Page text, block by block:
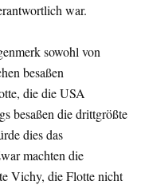
war.
sowohl von
besaßen
die die USA
besaßen die drittgrößte
dies das
machten die
Vichy, die Flotte nicht